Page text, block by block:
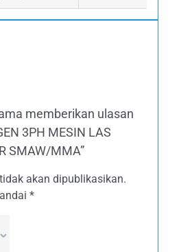
memberikan ulasan
3PH MESIN LAS
SMAW/MMA”
akan dipublikasikan.
*